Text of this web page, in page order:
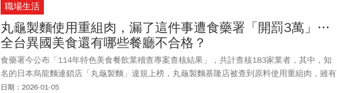
億，希望快速達到200億。」他並期許能將這裡扭轉成為像信義計劃區一樣的大台中核心商
圈。
職場生活
丸龜製麵使用重組肉，漏了這件事遭食藥署「開罰3萬」…
全台異國美食還有哪些餐廳不合格？
食藥署今公布「114年特色美食餐飲業稽查專案查核結果」，共計查核183家業者，其中，知
名的日本烏龍麵連鎖店「丸龜製麵」違規上榜，丸龜製麵基隆店被查到原料使用重組肉，雖有
標示重組肉，但漏了醒語，違反標示規定，裁處3萬元；桃園「從心From the heart
日期：2026-01-05